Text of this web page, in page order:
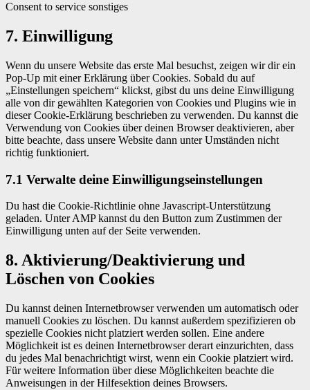
Consent to service sonstiges
7. Einwilligung
Wenn du unsere Website das erste Mal besuchst, zeigen wir dir ein
Pop-Up mit einer Erklärung über Cookies. Sobald du auf
„Einstellungen speichern“ klickst, gibst du uns deine Einwilligung
alle von dir gewählten Kategorien von Cookies und Plugins wie in
dieser Cookie-Erklärung beschrieben zu verwenden. Du kannst die
Verwendung von Cookies über deinen Browser deaktivieren, aber
bitte beachte, dass unsere Website dann unter Umständen nicht
richtig funktioniert.
7.1 Verwalte deine Einwilligungseinstellungen
Du hast die Cookie-Richtlinie ohne Javascript-Unterstützung
geladen. Unter AMP kannst du den Button zum Zustimmen der
Einwilligung unten auf der Seite verwenden.
8. Aktivierung/Deaktivierung und
Löschen von Cookies
Du kannst deinen Internetbrowser verwenden um automatisch oder
manuell Cookies zu löschen. Du kannst außerdem spezifizieren ob
spezielle Cookies nicht platziert werden sollen. Eine andere
Möglichkeit ist es deinen Internetbrowser derart einzurichten, dass
du jedes Mal benachrichtigt wirst, wenn ein Cookie platziert wird.
Für weitere Information über diese Möglichkeiten beachte die
Anweisungen in der Hilfesektion deines Browsers.